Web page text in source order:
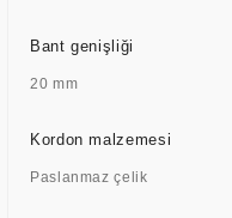
Bant genişliği
20 mm
Kordon malzemesi
Paslanmaz çelik